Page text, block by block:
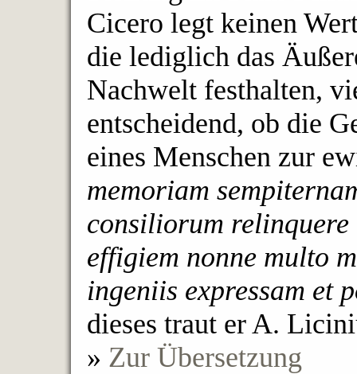
Cicero legt keinen
die lediglich das
Nachwelt festhalten,
entscheidend, ob die
eines Menschen zur
memoriam
consiliorum
effigiem nonne multo
ingeniis expressam et
dieses traut er A.
» Zur Übersetzung